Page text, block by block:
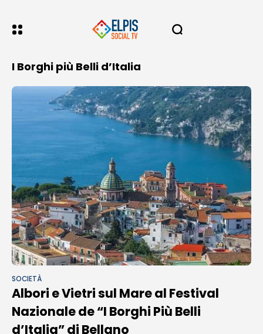
I Borghi più Belli d’Italia
SOCIETÀ
Albori e Vietri sul Mare al Festival
Nazionale de “I Borghi Più Belli
d’Italia” di Bellano